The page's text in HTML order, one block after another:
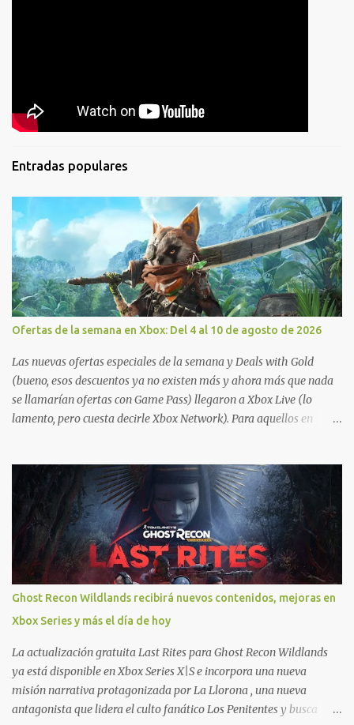
Entradas populares
Ofertas de la semana en Xbox: Del 4 al 10 de agosto de 2026
Las nuevas ofertas especiales de la semana y Deals with Gold
(bueno, esos descuentos ya no existen más y ahora más que nada
se llamarían ofertas con Game Pass) llegaron a Xbox Live (lo
lamento, pero cuesta decirle Xbox Network). Para aquellos en
jugarlos y mantener un progreso compartido en Windows PC y
Xbox, y tenemos un listado de juegos compatibles por acá . ¿Aún
necesitas una mano con las compras? Tenemos un tutorial extenso
o en vídeo para que se quiten todas las dudas generales de cómo
hacer compras en Xbox . Podes consultar un listado más completo
de promociones desde xbox.com. El post puede tener
actualizaciones regulares o cambios ante cualquier error. Ofertas
- Argentina Ofertas - Chile Ofertas - Colombia Ofertas - México
Ofertas - Estados Unidos Ofertas - España Todas las ofertas de
Xbox One también aplican a Xbox Series, a excepción de los jue...
Ghost Recon Wildlands recibirá nuevos contenidos, mejoras en
Xbox Series y más el día de hoy
La actualización gratuita Last Rites para Ghost Recon Wildlands
ya está disponible en Xbox Series X|S e incorpora una nueva
misión narrativa protagonizada por La Llorona , una nueva
antagonista que lidera el culto fanático Los Penitentes y busca